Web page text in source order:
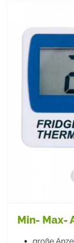
Min- Max-